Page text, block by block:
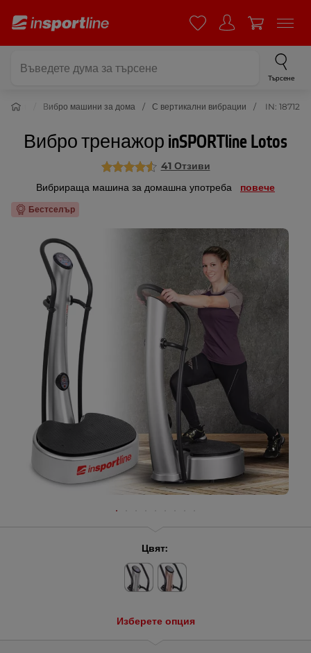
Търсене
Вибро машини за дома С вертикални вибрации IN: 18712
Вибро тренажор inSPORTline Lotos
41 Отзиви
Вибрираща машина за домашна употреба повече
Бестселър
Цвят:
Изберете опция